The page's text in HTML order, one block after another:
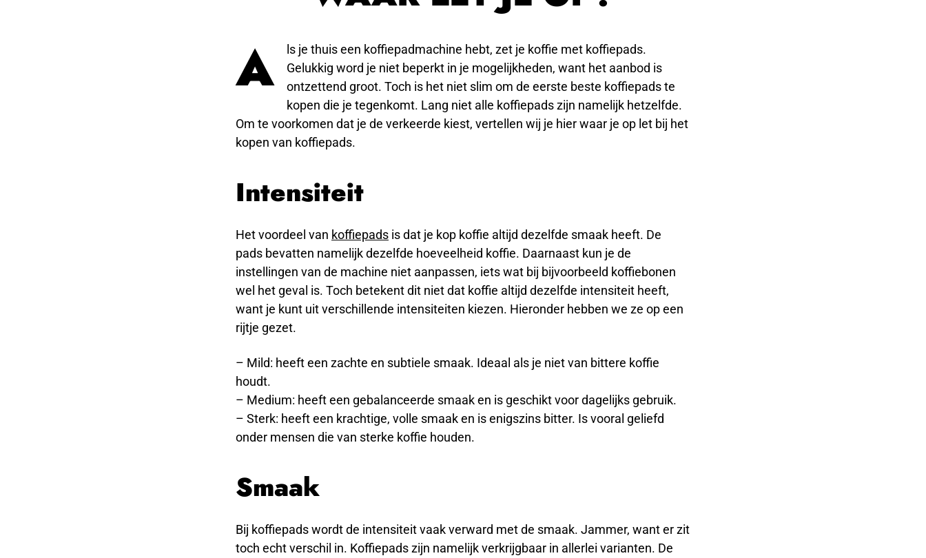
A
ls je thuis een koffiepadmachine hebt, zet je koffie met koffiepads.
Gelukkig word je niet beperkt in je mogelijkheden, want het aanbod is
ontzettend groot. Toch is het niet slim om de eerste beste koffiepads te
kopen die je tegenkomt. Lang niet alle koffiepads zijn namelijk hetzelfde.
Om te voorkomen dat je de verkeerde kiest, vertellen wij je hier waar je op let bij het
kopen van koffiepads.
Intensiteit
Het voordeel van koffiepads is dat je kop koffie altijd dezelfde smaak heeft. De
pads bevatten namelijk dezelfde hoeveelheid koffie. Daarnaast kun je de
instellingen van de machine niet aanpassen, iets wat bij bijvoorbeeld koffiebonen
wel het geval is. Toch betekent dit niet dat koffie altijd dezelfde intensiteit heeft,
want je kunt uit verschillende intensiteiten kiezen. Hieronder hebben we ze op een
rijtje gezet.
– Mild: heeft een zachte en subtiele smaak. Ideaal als je niet van bittere koffie
houdt.
– Medium: heeft een gebalanceerde smaak en is geschikt voor dagelijks gebruik.
– Sterk: heeft een krachtige, volle smaak en is enigszins bitter. Is vooral geliefd
onder mensen die van sterke koffie houden.
Smaak
Bij koffiepads wordt de intensiteit vaak verward met de smaak. Jammer, want er zit
toch echt verschil in. Koffiepads zijn namelijk verkrijgbaar in allerlei varianten. De